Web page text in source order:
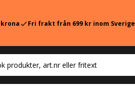
checkFri frakt från 699 kr inom Sverige